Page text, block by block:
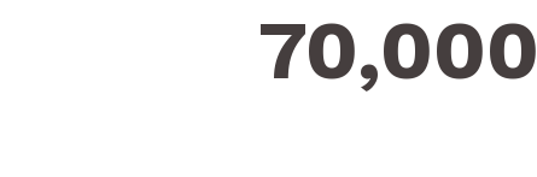
70,000